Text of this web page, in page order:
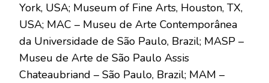
York, USA; Museum of Fine Arts, Houston, TX,
USA; MAC – Museu de Arte Contemporânea
da Universidade de São Paulo, Brazil; MASP –
Museu de Arte de São Paulo Assis
Chateaubriand – São Paulo, Brazil; MAM –